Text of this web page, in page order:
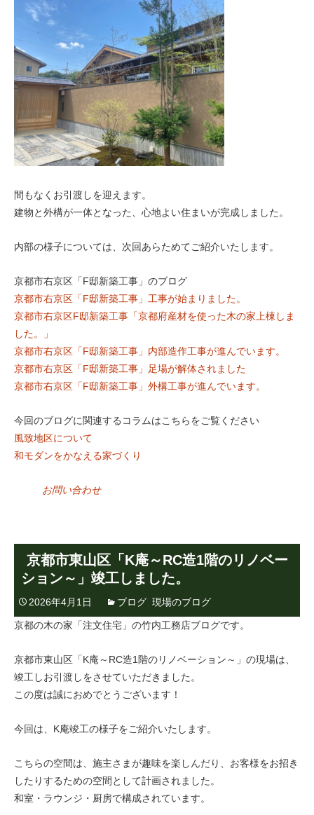
間もなくお引渡しを迎えます。
建物と外構が一体となった、心地よい住まいが完成しました。
内部の様子については、次回あらためてご紹介いたします。
京都市右京区「F邸新築工事」のブログ
京都市右京区「F邸新築工事」工事が始まりました。
京都市右京区F邸新築工事「京都府産材を使った木の家上棟しま
した。」
京都市右京区「F邸新築工事」内部造作工事が進んでいます。
京都市右京区「F邸新築工事」足場が解体されました
京都市右京区「F邸新築工事」外構工事が進んでいます。
今回のブログに関連するコラムはこちらをご覧ください
風致地区について
和モダンをかなえる家づくり
お問い合わせ
京都市東山区「K庵～RC造1階のリノベー
ション～」竣工しました。
2026年4月1日 ブログ 現場のブログ
京都の木の家「注文住宅」の竹内工務店ブログです。
京都市東山区「K庵～RC造1階のリノベーション～」の現場は、
竣工しお引渡しをさせていただきました。
この度は誠におめでとうございます！
今回は、K庵竣工の様子をご紹介いたします。
こちらの空間は、施主さまが趣味を楽しんだり、お客様をお招き
したりするための空間として計画されました。
和室・ラウンジ・厨房で構成されています。